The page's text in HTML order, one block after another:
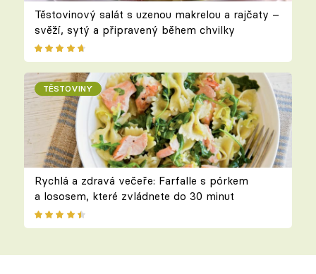
Těstovinový salát s uzenou makrelou a rajčaty –
svěží, sytý a připravený během chvilky
TĚSTOVINY
Rychlá a zdravá večeře: Farfalle s pórkem
a lososem, které zvládnete do 30 minut